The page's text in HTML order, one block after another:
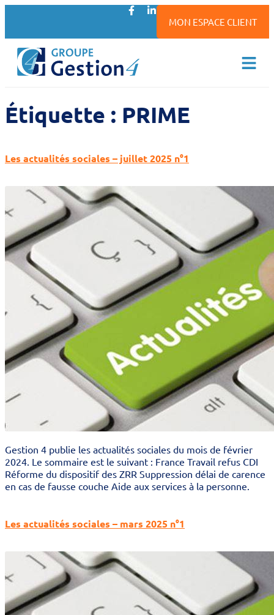
MON ESPACE CLIENT
Étiquette : PRIME
Les actualités sociales – juillet 2025 n°1
Gestion 4 publie les actualités sociales du mois de février
2024. Le sommaire est le suivant : France Travail refus CDI
Réforme du dispositif des ZRR Suppression délai de carence
en cas de fausse couche Aide aux services à la personne.
Les actualités sociales – mars 2025 n°1